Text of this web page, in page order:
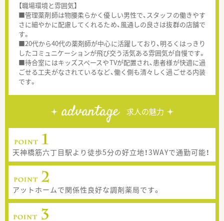
【職場環境と雰囲気】
■管理薬剤師は物腰柔らかく優しい男性で、スタッフの働きやす
さに細やかに配慮してくれるため、風通しの良さは抜群の店舗で
す。
■20代から40代の薬剤師が中心に活躍しており、明るくはっきり
したコミュニケーションが飛び交う活気ある雰囲気が自慢です。
■待合室にはキッズスペースやTVが配置され、患者様が快適に過
ごせる工夫がなされているなど、働く側も清々しく過ごせる内装
です。
advantage 求人の魅力
天神橋筋六丁目駅より徒歩5分の好立地！3WAYで通勤可能！
アットホームで関係性良好な調剤薬局です。